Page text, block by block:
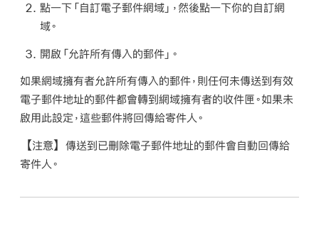
點一下「自訂電子郵件網域」，然後點一下你的自訂網
域。
開啟「允許所有傳入的郵件」。
如果網域擁有者允許所有傳入的郵件，則任何未傳送到有效
電子郵件地址的郵件都會轉到網域擁有者的收件匣。如果未
啟用此設定，這些郵件將回傳給寄件人。
【注意】 傳送到已刪除電子郵件地址的郵件會自動回傳給
寄件人。